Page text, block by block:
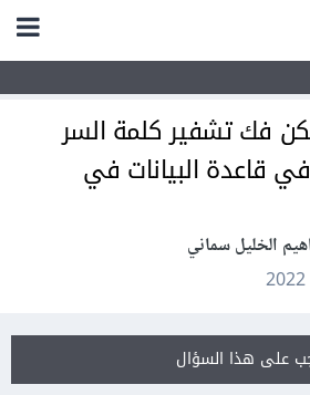
فك تشفير كلمة السر
قاعدة البيانات في
الخليل سماني
على هذا السؤال